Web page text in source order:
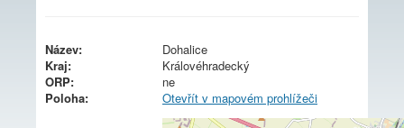
Název:
Dohalice
Kraj:
Královéhradecký
ORP:
ne
Poloha:
Otevřít v mapovém prohlížeči